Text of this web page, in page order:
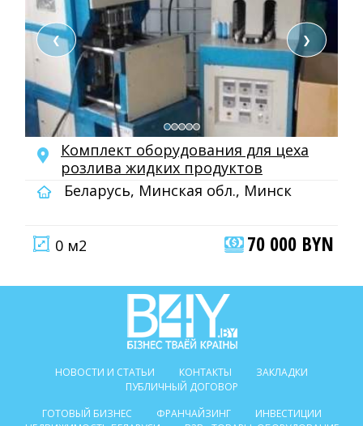
❮ ❯
Комплект оборудования для цеха
розлива жидких продуктов
Беларусь, Минская обл., Минск
0 м2 70 000 BYN
НОВОСТИ И СТАТЬИ КОНТАКТЫ
ЗАКЛАДКИ
ПУБЛИЧНЫЙ ДОГОВОР
ГОТОВЫЙ БИЗНЕС
ФРАНЧАЙЗИНГ
ИНВЕСТИЦИИ